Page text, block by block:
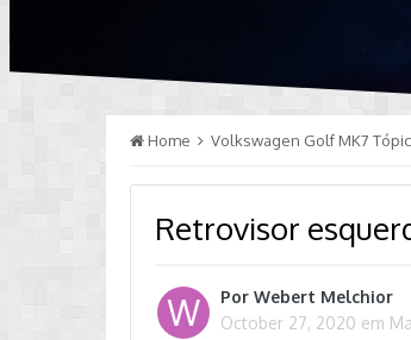
Home Volkswagen Golf MK7
Retrovisor
PorWebert Melchior
October 27, 2020 em